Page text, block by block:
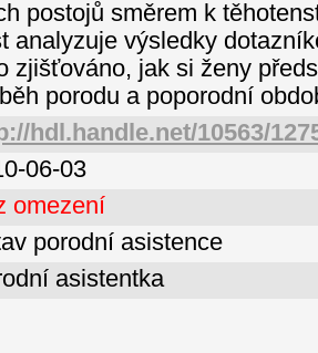
postojů směrem k
analyzuje výsledky
zjišťováno, jak si ženy
porodu a poporodní
hdl.handle.net/10563/
06-03
omezení
porodní asistence
asistentka